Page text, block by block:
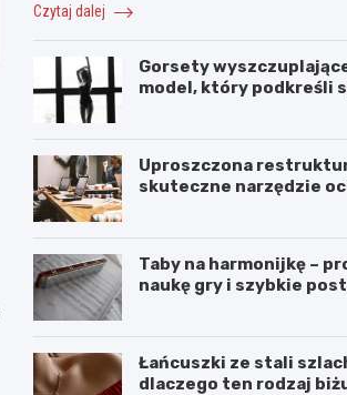
Czytaj dalej
Gorsety
model, który podkreśli
Uproszczona
skuteczne narzędzie
Taby na harmonijkę –
naukę gry i szybkie
Łańcuszki ze stali
dlaczego ten rodzaj